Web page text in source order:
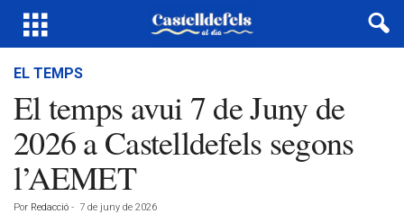
EL TEMPS
El temps avui 7 de Juny de
2026 a Castelldefels segons
l’AEMET
Por Redacció - 7 de juny de 2026